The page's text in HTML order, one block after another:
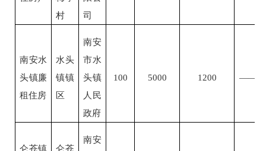
村
司
南安水
头镇廉
租住房
水头
镇镇
区
南安
市水
头镇
人民
政府
100 5000 1200 ——
仑苍镇
仑苍
南安